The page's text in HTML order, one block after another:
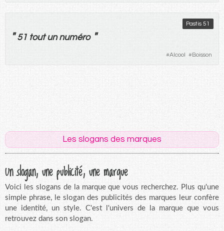
Pastis 51
"51 tout un numéro "
#Alcool #Boisson
Les slogans des marques
Un slogan, une publicité, une marque
Voici les slogans de la marque que vous recherchez. Plus qu'une
simple phrase, le slogan des publicités des marques leur confère
une identité, un style. C'est l'univers de la marque que vous
retrouvez dans son slogan.